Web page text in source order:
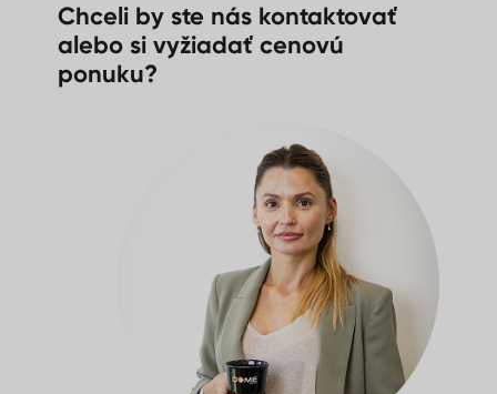
Chceli by ste nás kontaktovať
alebo si vyžiadať cenovú
ponuku?